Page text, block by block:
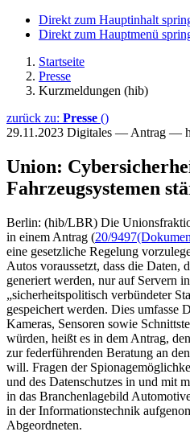
Direkt zum Hauptinhalt
Direkt zum Hauptmenü
Startseite
Presse
Kurzmeldungen (hib)
zurück zu: Presse ()
29.11.2023 Digitales — Antrag —
Union:
Fahrzeugsystemen
Berlin: (hib/LBR) Die
in einem Antrag (20/9497
eine gesetzliche Regelung
Autos voraussetzt, dass die Daten,
generiert werden, nur auf Servern
„sicherheitspolitisch verbündeter
gespeichert werden. Dies umfasse
Kameras, Sensoren sowie
würden, heißt es in dem Antrag,
zur federführenden Beratung an
will. Fragen der
und des Datenschutzes in und mit
in das Branchenlagebild
in der Informationstechnik
Abgeordneten.